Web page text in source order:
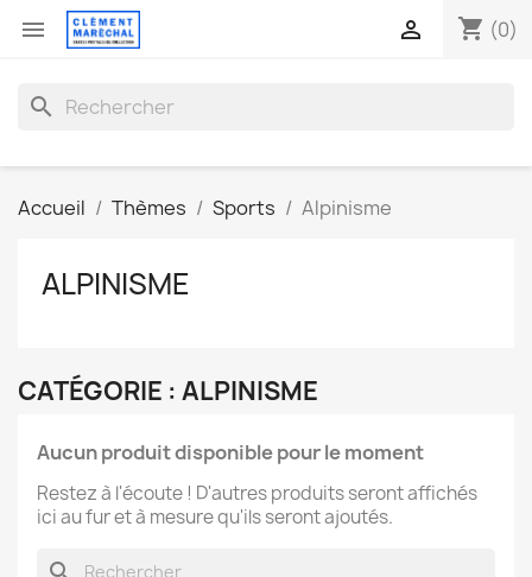
 shopping_cart (0)

search
Accueil Thèmes Sports Alpinisme
ALPINISME
CATÉGORIE : ALPINISME
Aucun produit disponible pour le moment
Restez à l'écoute ! D'autres produits seront affichés
ici au fur et à mesure qu'ils seront ajoutés.